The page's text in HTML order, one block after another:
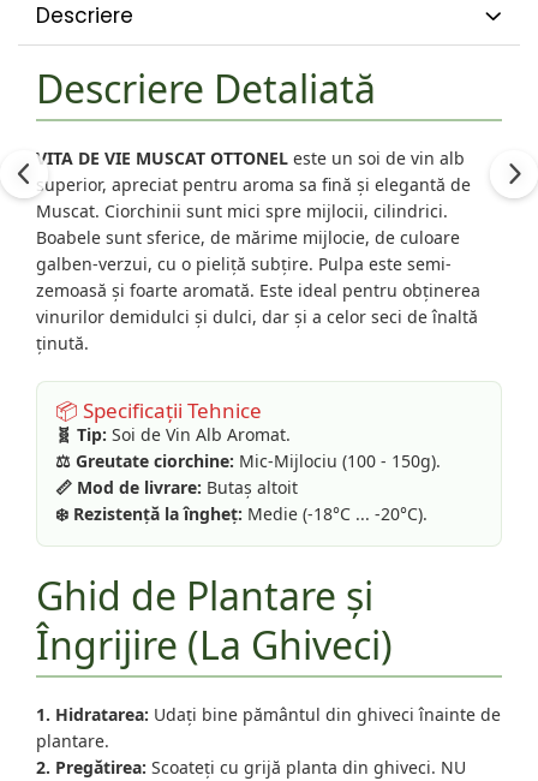
Descriere
Descriere Detaliată
VITA DE VIE MUSCAT OTTONEL este un soi de vin alb
superior, apreciat pentru aroma sa fină și elegantă de
Muscat. Ciorchinii sunt mici spre mijlocii, cilindrici.
Boabele sunt sferice, de mărime mijlocie, de culoare
galben-verzui, cu o pieliță subțire. Pulpa este semi-
zemoasă și foarte aromată. Este ideal pentru obținerea
vinurilor demidulci și dulci, dar și a celor seci de înaltă
ținută.
📦 Specificații Tehnice
🧬 Tip: Soi de Vin Alb Aromat.
⚖️ Greutate ciorchine: Mic-Mijlociu (100 - 150g).
📏 Mod de livrare: Butaș altoit
❄️ Rezistență la îngheț: Medie (-18°C ... -20°C).
Ghid de Plantare și
Îngrijire (La Ghiveci)
1. Hidratarea: Udați bine pământul din ghiveci înainte de
plantare.
2. Pregătirea: Scoateți cu grijă planta din ghiveci. NU